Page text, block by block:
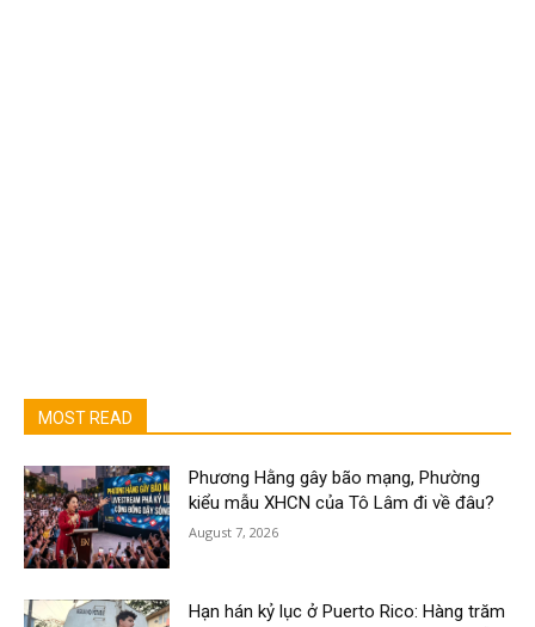
MOST READ
Phương Hằng gây bão mạng, Phường
kiểu mẫu XHCN của Tô Lâm đi về đâu?
August 7, 2026
Hạn hán kỷ lục ở Puerto Rico: Hàng trăm